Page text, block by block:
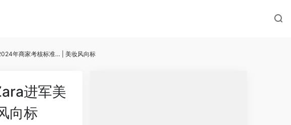
年商家考核标准… | 美妆风向标
进军美
向标